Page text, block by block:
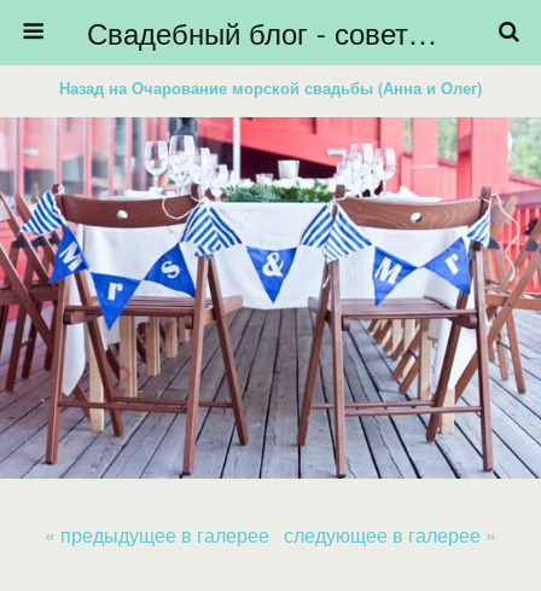
Свадебный блог - советы невестам, подготовка к свадьбе - HiBride
Назад на Очарование морской свадьбы (Анна и Олег)
« предыдущее в галерее следующее в галерее »